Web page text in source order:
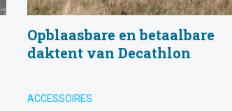
Opblaasbare en betaalbare
daktent van Decathlon
ACCESSOIRES